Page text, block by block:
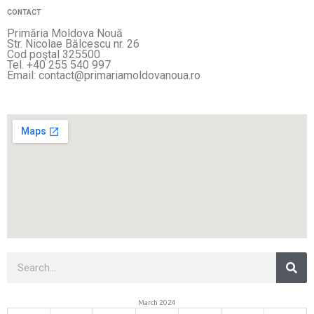
CONTACT
Primăria Moldova Nouă
Str. Nicolae Bălcescu nr. 26
Cod poştal 325500
Tel. +40 255 540 997
Email: contact@primariamoldovanoua.ro
March 2024